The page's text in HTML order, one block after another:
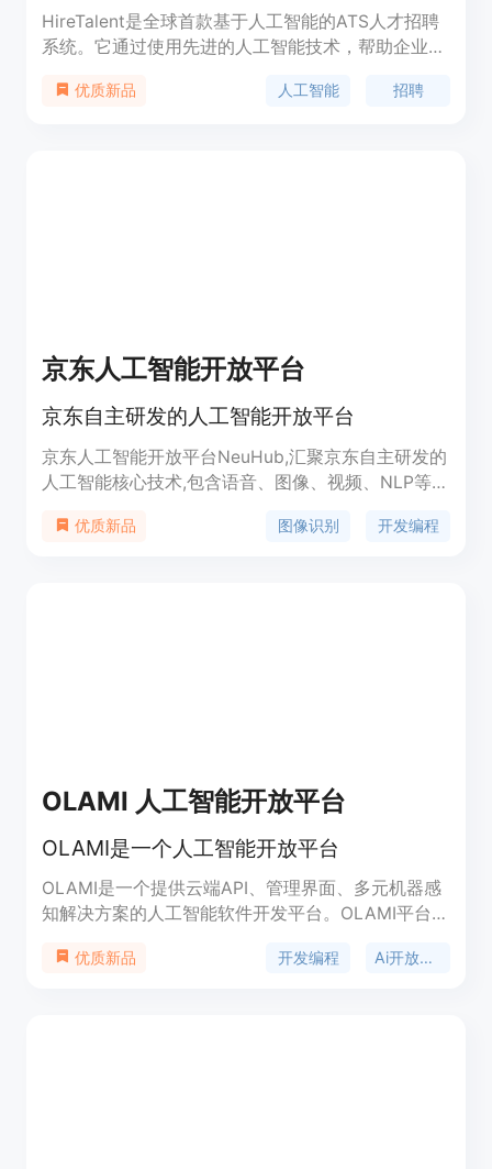
HireTalent是全球首款基于人工智能的ATS人才招聘
系统。它通过使用先进的人工智能技术，帮助企业快
动化。它的优势包括快速的人才筛选、智能的匹配算
优质新品 人工智能 招聘
京东人工智能开放平台
京东自主研发的人工智能开放平台
京东人工智能开放平台NeuHub,汇聚京东自主研发的
人工智能核心技术,包含语音、图像、视频、NLP等技
供数据标注、模型开发、训练和发布等全流程服务,
优质新品 图像识别 开发编程
OLAMI 人工智能开放平台
OLAMI是一个人工智能开放平台
OLAMI是一个提供云端API、管理界面、多元机器感
知解决方案的人工智能软件开发平台。OLAMI平台具
语音AI技术,以及图像识别、语义理解等视觉AI技术,
优质新品 开发编程 Ai开放平台